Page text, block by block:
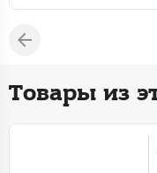
Товары из